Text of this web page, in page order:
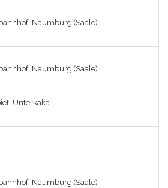
Naumburg (Saale)
Naumburg (Saale)
Unterkaka
Naumburg (Saale)